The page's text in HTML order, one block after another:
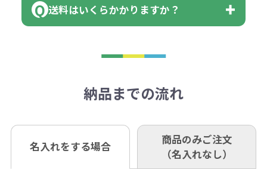
はまらない数を入力すると、アラー
アラートに従って数を調整してくだ
※不良商品をご返却いただけない場
います。あらかじめご了承くださ
※不良商品は商品到着後7営業日以
お問合せ先
相談下さい。
なお、印刷代はボリュームディスカ
同じ版で多くの数量を印刷すると、1
個当たりの印刷代単価がお安くなり
■ゆうちょ銀行（振替口座）
口座名 株式会社モノベーション
※振り込み手数料はお客さま負担と
なりますのでご注意ください。
既製品の場合、ご入金確認後3営業
ご入金確認後約3週間となります。
定しているものもあります。
あれば、午前中までにご注文とご入
金いただければ翌日着でお送りする
送料はいくらかかりますか？
き別途申し受けます。
も複数ヶ所への納品の場合、別途送
料頂戴する場合がございます。
納品までの流れ
名入れをする場合
商品のみご注文
（名入れなし）